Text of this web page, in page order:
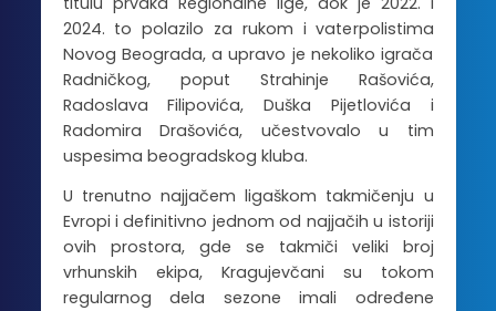
2024. to polazilo za rukom i vaterpolistima
Novog Beograda, a upravo je nekoliko igrača
Radničkog, poput Strahinje Rašovića,
Radoslava Filipovića, Duška Pijetlovića i
Radomira Drašovića, učestvovalo u tim
uspesima beogradskog kluba.
U trenutno najjačem ligaškom takmičenju u
Evropi i definitivno jednom od najjačih u istoriji
ovih prostora, gde se takmiči veliki broj
vrhunskih ekipa, Kragujevčani su tokom
regularnog dela sezone imali određene